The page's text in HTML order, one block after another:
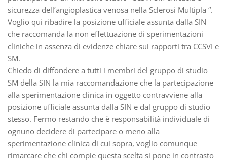
sicurezza dell’angioplastica venosa nella Sclerosi Multipla “.
Voglio qui ribadire la posizione ufficiale assunta dalla SIN
che raccomanda la non effettuazione di sperimentazioni
cliniche in assenza di evidenze chiare sui rapporti tra CCSVI e
SM.
Chiedo di diffondere a tutti i membri del gruppo di studio
SM della SIN la mia raccomandazione che la partecipazione
alla sperimentazione clinica in oggetto contravviene alla
posizione ufficiale assunta dalla SIN e dal gruppo di studio
stesso. Fermo restando che è responsabilità individuale di
ognuno decidere di partecipare o meno alla
sperimentazione clinica di cui sopra, voglio comunque
rimarcare che chi compie questa scelta si pone in contrasto